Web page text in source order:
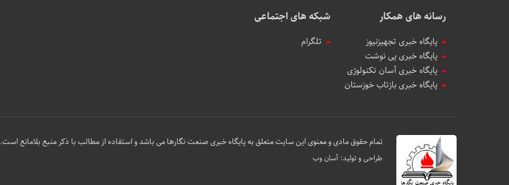
رسانه های همکار
پایگاه خبری تجهیزنیوز
پایگاه خبری پی نوشت
پایگاه خبری آسان تکنولوژی
پایگاه خبری بازتاب خوزستان
شبکه های اجتماعی
تلگرام
تمام حقوق مادی و معنوی این سایت متعلق به پایگاه خبری صنعت نگارها می باشد و استفاده از مطالب با ذکر منبع بلامانع است.
طراحی و تولید:آسان وب